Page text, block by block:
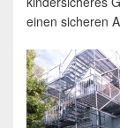
einen sicheren